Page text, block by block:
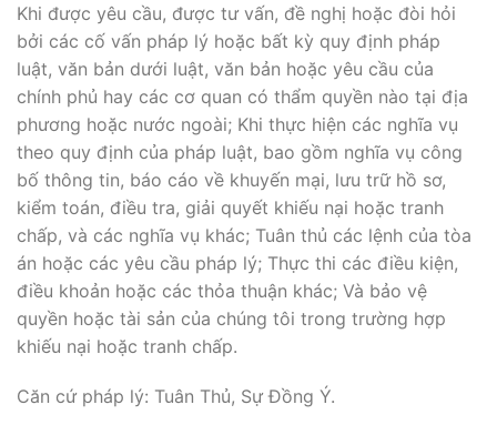
Khi được yêu cầu, được tư vấn, đề nghị hoặc đòi hỏi
bởi các cố vấn pháp lý hoặc bất kỳ quy định pháp
luật, văn bản dưới luật, văn bản hoặc yêu cầu của
chính phủ hay các cơ quan có thẩm quyền nào tại địa
phương hoặc nước ngoài; Khi thực hiện các nghĩa vụ
theo quy định của pháp luật, bao gồm nghĩa vụ công
bố thông tin, báo cáo về khuyến mại, lưu trữ hồ sơ,
kiểm toán, điều tra, giải quyết khiếu nại hoặc tranh
chấp, và các nghĩa vụ khác; Tuân thủ các lệnh của tòa
án hoặc các yêu cầu pháp lý; Thực thi các điều kiện,
điều khoản hoặc các thỏa thuận khác; Và bảo vệ
quyền hoặc tài sản của chúng tôi trong trường hợp
khiếu nại hoặc tranh chấp.
Căn cứ pháp lý: Tuân Thủ, Sự Đồng Ý.